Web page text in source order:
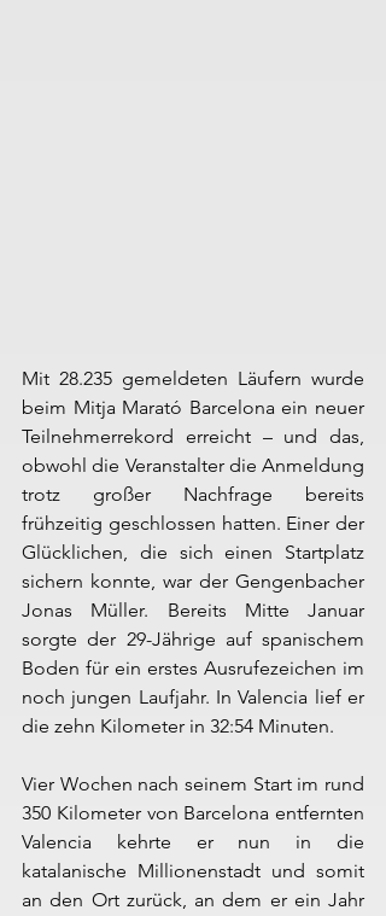
Mit 28.235 gemeldeten Läufern wurde
beim Mitja Marató Barcelona ein neuer
Teilnehmerrekord erreicht – und das,
obwohl die Veranstalter die Anmeldung
trotz großer Nachfrage bereits
frühzeitig geschlossen hatten. Einer der
Glücklichen, die sich einen Startplatz
sichern konnte, war der Gengenbacher
Jonas Müller. Bereits Mitte Januar
sorgte der 29-Jährige auf spanischem
Boden für ein erstes Ausrufezeichen im
noch jungen Laufjahr. In Valencia lief er
die zehn Kilometer in 32:54 Minuten.
Vier Wochen nach seinem Start im rund
350 Kilometer von Barcelona entfernten
Valencia kehrte er nun in die
katalanische Millionenstadt und somit
an den Ort zurück, an dem er ein Jahr